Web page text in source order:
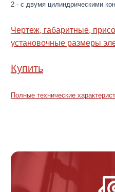
2 - с двумя цилиндрическими
Чертеж, габаритные,
установочные размеры
Купить
Полные технические